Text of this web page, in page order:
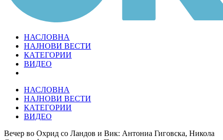
НАСЛОВНА
НАЈНОВИ ВЕСТИ
КАТЕГОРИИ
ВИДЕО
НАСЛОВНА
НАЈНОВИ ВЕСТИ
КАТЕГОРИИ
ВИДЕО
Вечер во Охрид со Ландов и Вик: Антониа Гиговска, Никола